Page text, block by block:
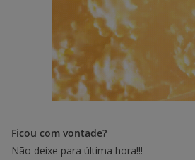
Ficou com vontade?
Não deixe para última hora!!!